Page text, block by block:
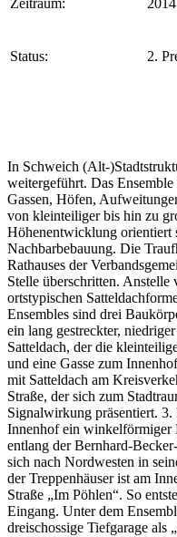
Zeitraum: 2014
Status: 2.
In Schweich (Alt-
weitergeführt. Das
Gassen, Höfen,
von kleinteiliger bis hin zu
Höhenentwicklung orientiert
Nachbarbebauung. Die
Rathauses der
Stelle überschritten.
ortstypischen
Ensembles sind drei
ein lang gestreckter,
Satteldach, der die
und eine Gasse zum
mit Satteldach am
Straße, der sich zum
Signalwirkung präsentiert. 3.
Innenhof ein winkelförmiger
entlang der Bernhard-
sich nach Nordwesten in
der Treppenhäuser ist am
Straße „Im Pöhlen“. So
Eingang. Unter dem
dreischossige Tiefgarage als